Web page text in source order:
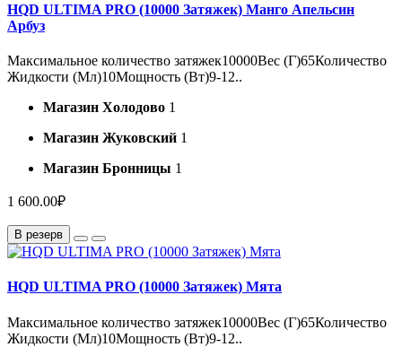
HQD ULTIMA PRO (10000 Затяжек) Манго Апельсин
Арбуз
Максимальное количество затяжек10000Вес (Г)65Количество
Жидкости (Мл)10Мощность (Вт)9-12..
Магазин Холодово 1
Магазин Жуковский 1
Магазин Бронницы 1
1 600.00₽
В резерв
HQD ULTIMA PRO (10000 Затяжек) Мята
Максимальное количество затяжек10000Вес (Г)65Количество
Жидкости (Мл)10Мощность (Вт)9-12..